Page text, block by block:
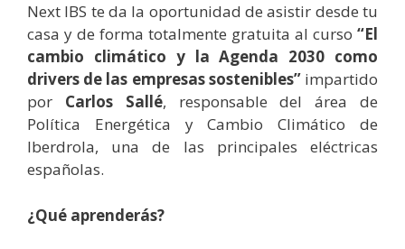
Next IBS te da la oportunidad de asistir desde tu
casa y de forma totalmente gratuita al curso “El
cambio climático y la Agenda 2030 como
drivers de las empresas sostenibles”impartido
por Carlos Sallé, responsable del área de
Política Energética y Cambio Climático de
Iberdrola, una de las principales eléctricas
españolas.
¿Qué aprenderás?